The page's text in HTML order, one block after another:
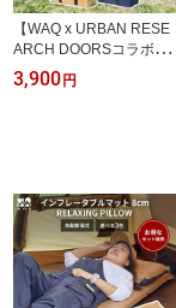
【WAQ x URBAN RESE
ARCH DOORSコラボ】
トート&クーラーバッグ
軽量 大容量 トートバッ
3,900 円